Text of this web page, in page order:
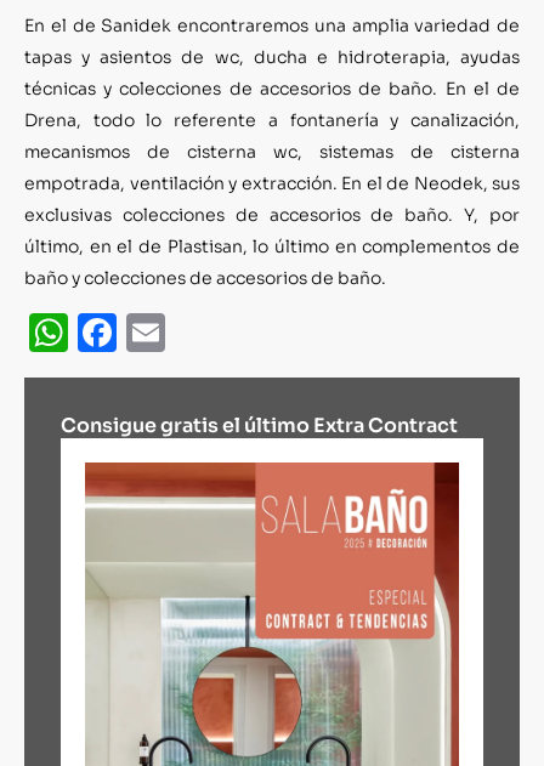
En el de Sanidek encontraremos una amplia variedad de
tapas y asientos de wc, ducha e hidroterapia, ayudas
técnicas y colecciones de accesorios de baño. En el de
Drena, todo lo referente a fontanería y canalización,
mecanismos de cisterna wc, sistemas de cisterna
empotrada, ventilación y extracción. En el de Neodek, sus
exclusivas colecciones de accesorios de baño. Y, por
último, en el de Plastisan, lo último en complementos de
baño y colecciones de accesorios de baño.
WhatsApp
Facebook
Consigue gratis el último Extra Contract